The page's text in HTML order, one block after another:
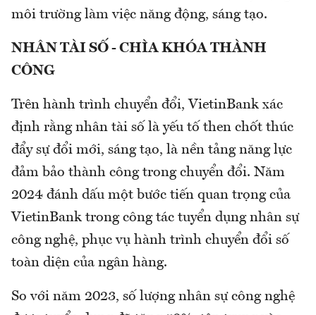
môi trường làm việc năng động, sáng tạo.
NHÂN TÀI SỐ - CHÌA KHÓA THÀNH
CÔNG
Trên hành trình chuyển đổi, VietinBank xác
định rằng nhân tài số là yếu tố then chốt thúc
đẩy sự đổi mới, sáng tạo, là nền tảng năng lực
đảm bảo thành công trong chuyển đổi. Năm
2024 đánh dấu một bước tiến quan trọng của
VietinBank trong công tác tuyển dụng nhân sự
công nghệ, phục vụ hành trình chuyển đổi số
toàn diện của ngân hàng.
So với năm 2023, số lượng nhân sự công nghệ